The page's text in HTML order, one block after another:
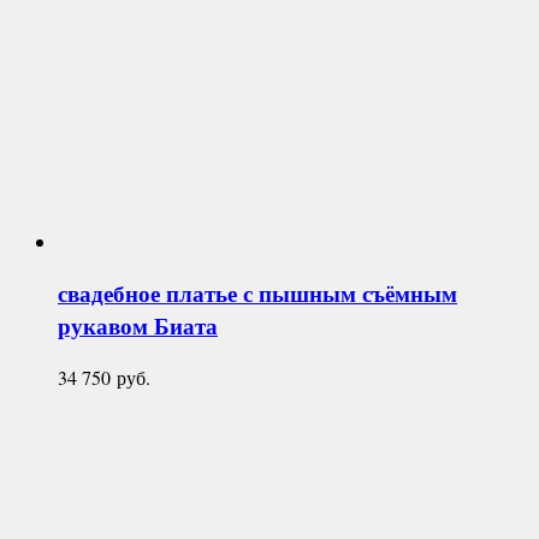
свадебное платье с пышным съёмным
рукавомБиата
34 750 руб.